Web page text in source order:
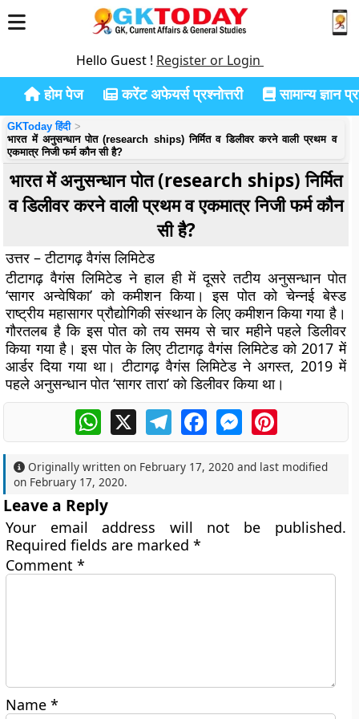
Hello Guest ! Register or Login
होम पेज करेंट अफेयर्स प्रश्नोत्तरी सामान्य ज्ञान
GKToday हिंदी
भारत में अनुसन्धान पोत (research ships) निर्मित व डिलीवर करने वाली प्रथम व
एकमात्र निजी फर्म कौन सी है?
भारत में अनुसन्धान पोत (research ships) निर्मित
व डिलीवर करने वाली प्रथम व एकमात्र निजी फर्म कौन
सी है?
उत्तर – टीटागढ़ वैगंस लिमिटेड
टीटागढ़ वैगंस लिमिटेड ने हाल ही में दूसरे तटीय अनुसन्धान पोत
‘सागर अन्वेषिका’ को कमीशन किया। इस पोत को चेन्नई बेस्ड
राष्ट्रीय महासागर प्रौद्योगिकी संस्थान के लिए कमीशन किया गया है।
गौरतलब है कि इस पोत को तय समय से चार महीने पहले डिलीवर
किया गया है। इस पोत के लिए टीटागढ़ वैगंस लिमिटेड को 2017 में
आर्डर दिया गया था। टीटागढ़ वैगंस लिमिटेड ने अगस्त, 2019 में
पहले अनुसन्धान पोत ‘सागर तारा’ को डिलीवर किया था।
WhatsApp
X TelegramFacebookMessengerPinterest
Originally written on February 17, 2020 and last modified
on February 17, 2020.
Leave a Reply
Your email address will not be published.
Required fields are marked*
Comment*
Name*